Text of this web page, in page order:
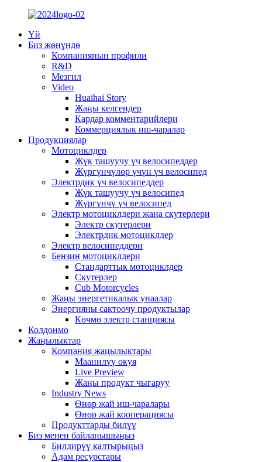
Үй
Биз жөнүндө
Компаниянын профили
R&D
Мезгил
Video
Huaihai Story
Жаңы келгендер
Кардар комментарийлери
Коммерциялык иш-чаралар
Продукциялар
Мотоциклдер
Жүк ташуучу үч велосипеддер
Жүргүнчүлөр үчүн үч велосипед
Электрдик үч велосипеддер
Жүк ташуучу үч велосипед
Жүргүнчү үч велосипед
Электр мотоциклдери жана скутерлери
Электр скутерлери
Электрдик мотоциклдер
Электр велосипеддери
Бензин мотоциклдери
Стандарттык мотоциклдер
Скутерлер
Cub Motorcycles
Жаңы энергетикалык унаалар
Энергияны сактоочу продуктылар
Көчмө электр станциясы
Колдонмо
Жаңылыктар
Компания жаңылыктары
Маанилүү окуя
Live Preview
Жаңы продукт чыгаруу
Industry News
Өнөр жай иш-чаралары
Өнөр жай кооперациясы
Продукттарды билүү
Биз менен байланышыңыз
Билдирүү калтырыңыз
Адам ресурстары